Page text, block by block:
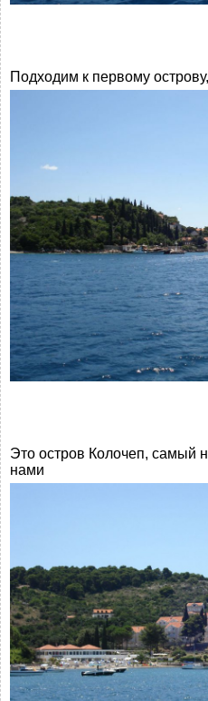
Подходим к первому
Это остров Колочеп, самый
нами